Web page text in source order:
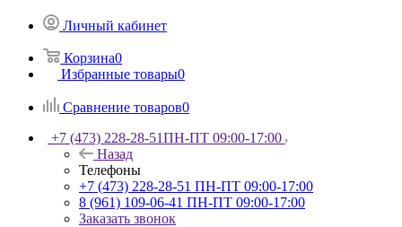
Личный кабинет
Корзина0
Избранные товары0
Сравнение товаров0
+7 (473) 228-28-51ПН-ПТ 09:00-17:00
Назад
Телефоны
+7 (473) 228-28-51 ПН-ПТ 09:00-17:00
8 (961) 109-06-41 ПН-ПТ 09:00-17:00
Заказать звонок